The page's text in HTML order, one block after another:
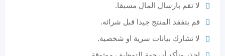
لا تقم بارسال المال مسبقا.
قم بتفقد المنتج جيدا قبل شرائه.
لا تشارك بيانات سرية او شخصية.